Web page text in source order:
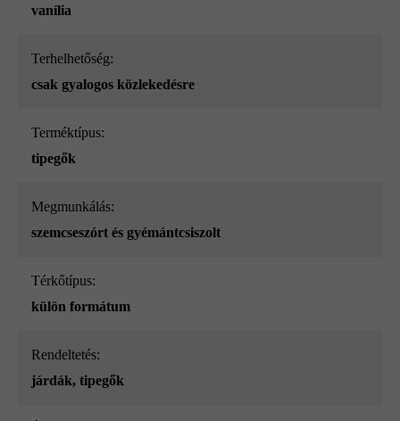
vanília
Terhelhetőség:
csak gyalogos közlekedésre
Terméktípus:
tipegők
megmunkálás:
szemcseszórt és gyémántcsiszolt
Térkőtípus:
külön formátum
Rendeltetés:
járdák, tipegők